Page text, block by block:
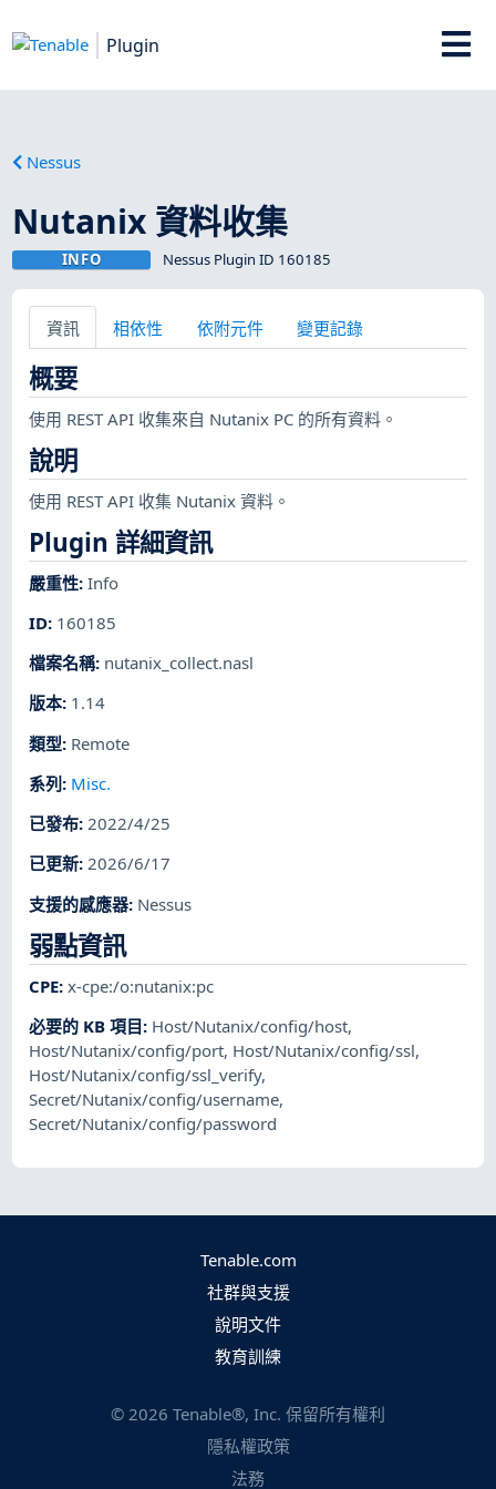
Plugin
Nessus
Nutanix 資料收集
INFO Nessus Plugin ID 160185
資訊 相依性 依附元件 變更記錄
概要
使用 REST API 收集來自 Nutanix PC 的所有資料。
說明
使用 REST API 收集 Nutanix 資料。
Plugin 詳細資訊
嚴重性:Info
ID: 160185
檔案名稱: nutanix_collect.nasl
版本: 1.14
類型: Remote
系列: Misc.
已發布:2022/4/25
已更新:2026/6/17
支援的感應器: Nessus
弱點資訊
CPE:x-cpe:/o:nutanix:pc
必要的 KB 項目: Host/Nutanix/config/host,
Host/Nutanix/config/port, Host/Nutanix/config/ssl,
Host/Nutanix/config/ssl_verify,
Secret/Nutanix/config/username,
Secret/Nutanix/config/password
Tenable.com
社群與支援
說明文件
教育訓練
© 2026 Tenable®, Inc. 保留所有權利
隱私權政策
法務